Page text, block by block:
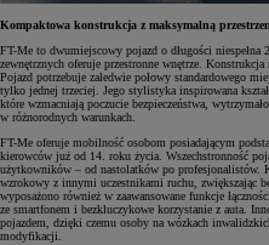
Kompaktowa konstrukcja z maksymalną
FT-Me to dwumiejscowy pojazd o długości
zewnętrznych oferuje przestronne wnętrze.
Pojazd potrzebuje zaledwie połowy standardowego
tylko jednej trzeciej. Jego stylistyka inspirowana
które wzmacniają poczucie bezpieczeństwa,
w różnorodnych warunkach.
FT-Me oferuje mobilność osobom posiadającym
kierowców już od 14. roku życia. Wszechstronność
użytkowników – od nastolatków po profesjonalistów.
wzrokowy z innymi uczestnikami ruchu, zwiększając
wyposażono również w zaawansowane funkcje
ze smartfonem i bezkluczykowe korzystanie z auta.
pojazdem, dzięki czemu osoby na wózkach
modyfikacji.